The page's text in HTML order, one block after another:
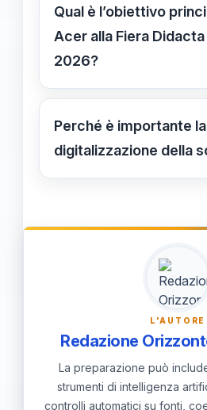
promuove pratiche di
circolare, riducendo
gestione.
Qual è l’obiettivo
Acer alla Fiera
2026?
L’obiettivo è mostrare
tecnologie digitali
supportare la
sostenibile e inclusiva.
Perché è importante la
digitalizzazione della
La digitalizzazione
inclusivi, migliorando
digitali degli studenti e
scuole alle sfide del
L'AUTORE
Redazione
La preparazione può
strumenti di intelligenza
controlli automatici su fonti,